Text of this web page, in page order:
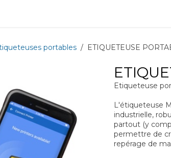
portables ETIQUETEUSE
Etiqueteuse
L'étiqueteuse
industrielle,
partout (y
permettre de
repérage de